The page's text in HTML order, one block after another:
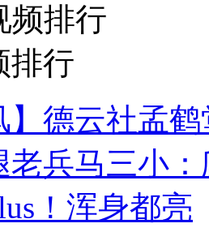
频排行
排行
】德云社孟
老兵马三小
！浑身都亮